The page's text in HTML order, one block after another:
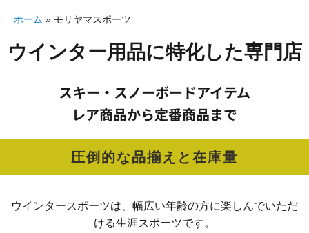
ホーム » モリヤマスポーツ
ウインター用品に特化した専門店
スキー・スノーボードアイテム
レア商品から定番商品まで
圧倒的な品揃えと在庫量
ウインタースポーツは、幅広い年齢の方に楽しんでいただ
ける生涯スポーツです。